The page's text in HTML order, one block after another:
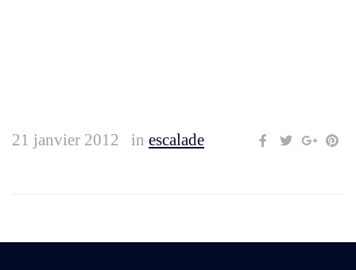
21 janvier 2012 in escalade